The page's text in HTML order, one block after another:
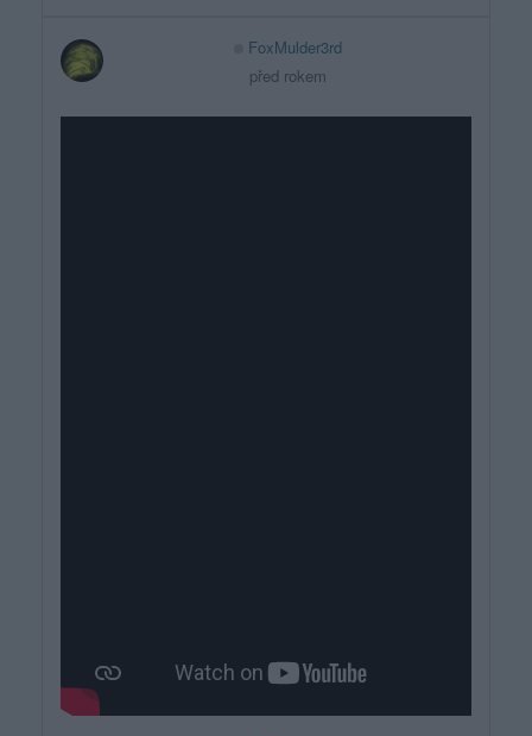
FoxMulder3rd
před rokem